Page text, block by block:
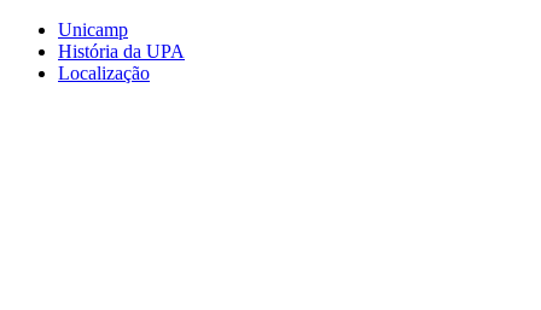
Conteúdo principal
Unicamp
História da UPA
Localização